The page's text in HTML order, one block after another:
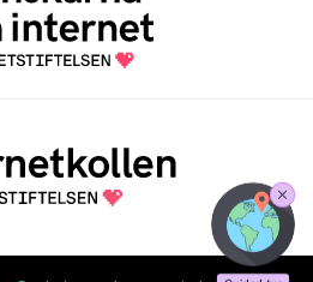
Stäng
Guidad
tur
av svenska folkets
hjälper dig att testa om
e-postservrar använder
standarder